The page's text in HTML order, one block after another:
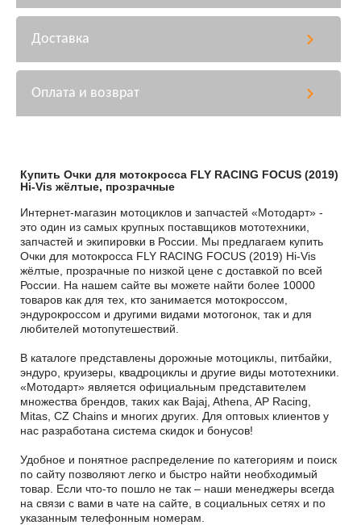
Доставка
Оплата и возврат
Купить Очки для мотокросса FLY RACING FOCUS (2019)
Hi-Vis жёлтые, прозрачные
Интернет-магазин мотоциклов и запчастей «Мотодарт» -
это один из самых крупных поставщиков мототехники,
запчастей и экипировки в России. Мы предлагаем купить
Очки для мотокросса FLY RACING FOCUS (2019) Hi-Vis
жёлтые, прозрачные по низкой цене с доставкой по всей
России. На нашем сайте вы можете найти более 10000
товаров как для тех, кто занимается мотокроссом,
эндурокроссом и другими видами мотогонок, так и для
любителей мотопутешествий.
В каталоге представлены дорожные мотоциклы, питбайки,
эндуро, круизеры, квадроциклы и другие виды мототехники.
«Мотодарт» является официальным представителем
множества брендов, таких как Bajaj, Athena, AP Racing,
Mitas, CZ Chains и многих других. Для оптовых клиентов у
нас разработана система скидок и бонусов!
Удобное и понятное распределение по категориям и поиск
по сайту позволяют легко и быстро найти необходимый
товар. Если что-то пошло не так – наши менеджеры всегда
на связи с вами в чате на сайте, в социальных сетях и по
указанным телефонным номерам.